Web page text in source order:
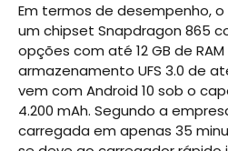
Em termos de desempenho, o
um chipset Snapdragon 865
opções com até 12 GB de RAM
armazenamento UFS 3.0 de
vem com Android 10 sob o
4.200 mAh. Segundo a
carregada em apenas 35